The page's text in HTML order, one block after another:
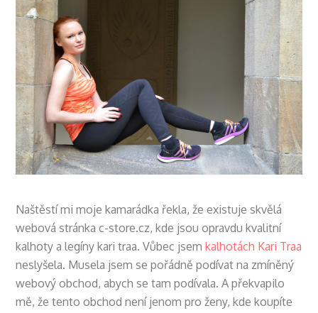
Naštěstí mi moje kamarádka řekla, že existuje skvělá
webová stránka c-store.cz, kde jsou opravdu kvalitní
kalhoty a legíny kari traa. Vůbec jsemkalhotách Kari Traa
neslyšela. Musela jsem se pořádně podívat na zmíněný
webový obchod, abych se tam podívala. A překvapilo
mě, že tento obchod není jenom pro ženy, kde koupíte